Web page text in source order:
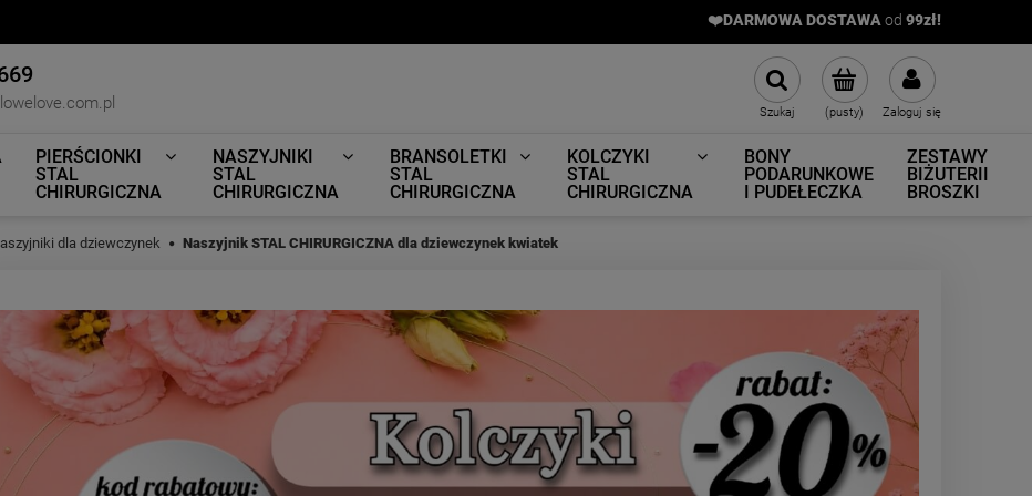
❤️DARMOWA DOSTAWA od 99zł!
(pusty) Zaloguj się
Szukaj
PIERŚCIONKI
STAL
CHIRURGICZNA
NASZYJNIKI
STAL
CHIRURGICZNA
BRANSOLETKI
STAL
CHIRURGICZNA
KOLCZYKI
STAL
CHIRURGICZNA
BONY
PODARUNKOWE
I PUDEŁECZKA
ZESTAWY
BIŻUTERII
BROSZKI
dla dziewczynek Naszyjnik STAL CHIRURGICZNA dla dziewczynek kwiatek